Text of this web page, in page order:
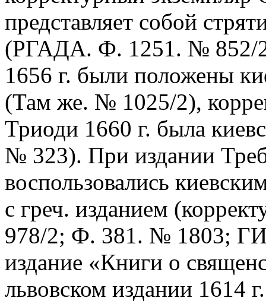
представляет собой
(РГАДА. Ф. 1251. № 852/
1656 г. были положены
(Там же. № 1025/2),
Триоди 1660 г. была
№ 323). При издании
воспользовались
с греч. изданием
978/2; Ф. 381. № 1803;
издание «Книги о
львовском издании 1614